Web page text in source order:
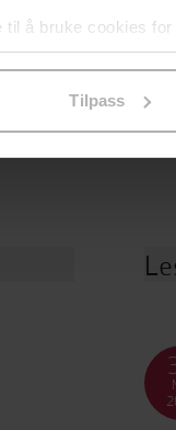
å bruke cookies
Du kan
Tilpass
Språk
Format